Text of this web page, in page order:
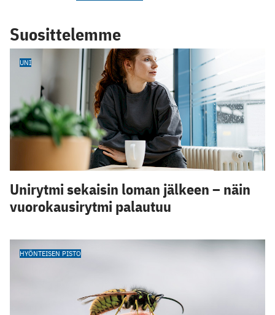
Suosittelemme
UNI
Unirytmi sekaisin loman jälkeen – näin
vuorokausirytmi palautuu
HYÖNTEISEN PISTO